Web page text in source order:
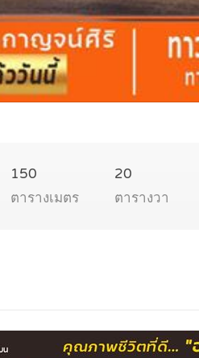
150
ตารางเมตร
20
ตารางวา